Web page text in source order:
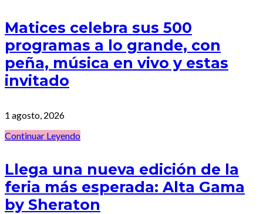
Matices celebra sus 500
programas a lo grande, con
peña, música en vivo y estas
invitado
1 agosto, 2026
Continuar Leyendo
Llega una nueva edición de la
feria más esperada: Alta Gama
by Sheraton